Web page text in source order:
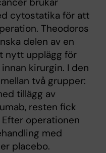
cytostatika för att
Theodoros
delen av en
nytt upplägg för
kirurgin. I den
två grupper:
tillägg av
resten fick
operationen
med
placebo.